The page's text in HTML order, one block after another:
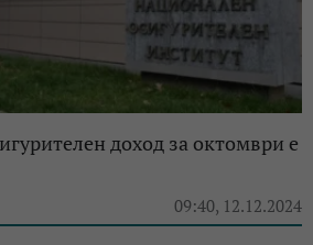
доход за октомври е
09:40, 12.12.2024